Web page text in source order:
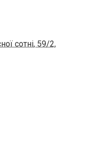
сотні, 59/2,